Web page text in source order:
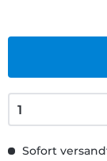
Sofort